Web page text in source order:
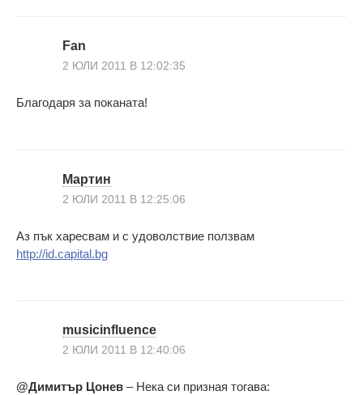
Fan
2 ЮЛИ 2011 В 12:02:35
Благодаря за поканата!
Мартин
2 ЮЛИ 2011 В 12:25:06
Аз пък харесвам и с удоволствие ползвам
http://id.capital.bg
musicinfluence
2 ЮЛИ 2011 В 12:40:06
@Димитър Цонев – Нека си призная тогава: